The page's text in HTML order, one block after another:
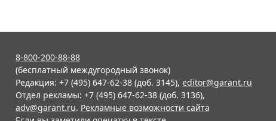
8-800-200-88-88
(бесплатный междугородный звонок)
Редакция: +7 (495) 647-62-38 (доб. 3145), editor@garant.ru
Отдел рекламы: +7 (495) 647-62-38 (доб. 3136),
adv@garant.ru. Рекламные возможности сайта